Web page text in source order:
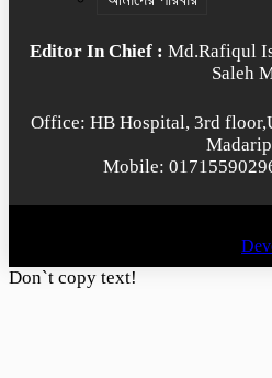
Editor In Chief : Md.Rafiqul
Saleh
Office: HB Hospital, 3rd
Mobile:
Don`t copy text!